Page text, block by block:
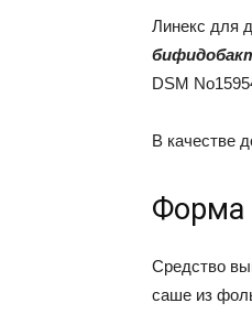
Линекс для
DSM
В качестве
Форма
Средство
саше из